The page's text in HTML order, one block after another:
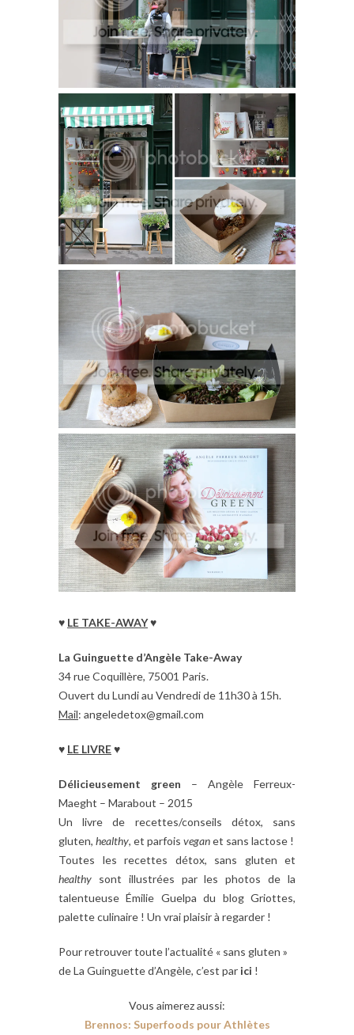
♥ LE TAKE-AWAY♥
La Guinguette d’Angèle Take-Away
34 rue Coquillère, 75001 Paris.
Ouvert du Lundi au Vendredi de 11h30 à 15h.
Mail: angeledetox@gmail.com
♥ LE LIVRE♥
Délicieusement green – Angèle Ferreux-
Maeght – Marabout – 2015
Un livre de recettes/conseils détox, sans
gluten, healthy, et parfois veganet sans lactose !
Toutes les recettes détox, sans gluten et
healthy sont illustrées par les photos de la
talentueuse Émilie Guelpa du blog Griottes,
palette culinaire ! Un vrai plaisir à regarder !
Pour retrouver toute l’actualité « sans gluten »
de La Guinguette d’Angèle, c’est par ici !
Vous aimerez aussi:
Brennos: Superfoods pour Athlètes